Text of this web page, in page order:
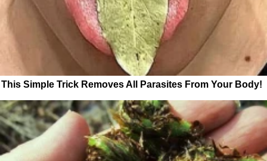
This Simple Trick Removes All Parasites From Your Body!